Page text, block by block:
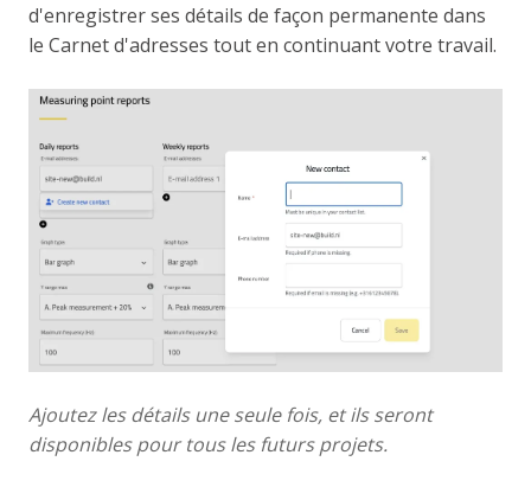
d'enregistrer ses détails de façon permanente dans
le Carnet d'adresses tout en continuant votre travail.
Ajoutez les détails une seule fois, et ils seront
disponibles pour tous les futurs projets.